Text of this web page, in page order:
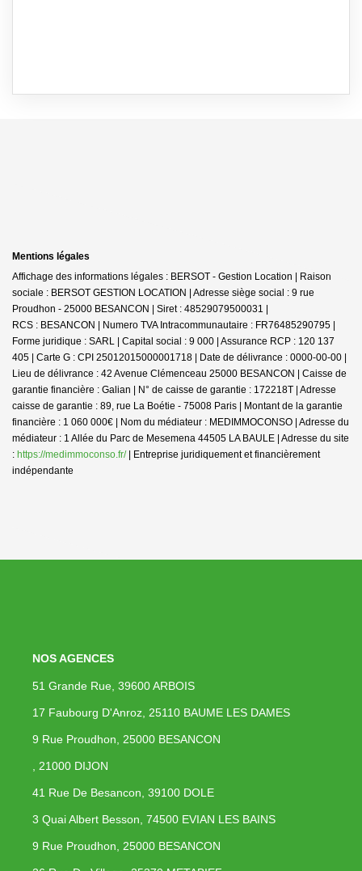
Mentions légales
Affichage des informations légales : BERSOT - Gestion Location | Raison
sociale : BERSOT GESTION LOCATION | Adresse siège social : 9 rue
Proudhon - 25000 BESANCON | Siret : 48529079500031 |
RCS : BESANCON | Numero TVA Intracommunautaire : FR76485290795 |
Forme juridique : SARL | Capital social : 9 000 | Assurance RCP : 120 137
405 | Carte G : CPI 25012015000001718 | Date de délivrance : 0000-00-00 |
Lieu de délivrance : 42 Avenue Clémenceau 25000 BESANCON | Caisse de
garantie financière : Galian | N° de caisse de garantie : 172218T | Adresse
caisse de garantie : 89, rue La Boétie - 75008 Paris | Montant de la garantie
financière : 1 060 000€ | Nom du médiateur : MEDIMMOCONSO | Adresse du
médiateur : 1 Allée du Parc de Mesemena 44505 LA BAULE | Adresse du site
: https://medimmoconso.fr/| Entreprise juridiquement et financièrement
indépendante
NOS AGENCES
51 Grande Rue, 39600 ARBOIS
17 Faubourg D'Anroz, 25110 BAUME LES DAMES
9 Rue Proudhon, 25000 BESANCON
, 21000 DIJON
41 Rue De Besancon, 39100 DOLE
3 Quai Albert Besson, 74500 EVIAN LES BAINS
9 Rue Proudhon, 25000 BESANCON